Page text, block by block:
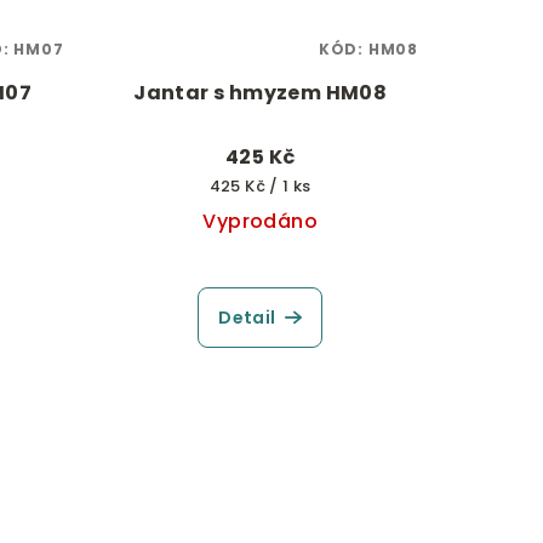
HM07
Jantar s hmyzem HM08
425 Kč
Měrná
cena:
425 Kč / 1 ks
Vyprodáno
Detail
KÓD: HM08